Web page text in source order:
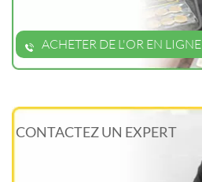
ACHETER DE L'OR EN LIGNE
CONTACTEZ UN EXPERT